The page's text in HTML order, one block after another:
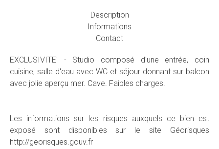
Description
Informations
Contact
EXCLUSIVITE' - Studio composé d'une entrée, coin
cuisine, salle d'eau avec WC et séjour donnant sur balcon
avec jolie aperçu mer. Cave. Faibles charges.
Les informations sur les risques auxquels ce bien est
exposé sont disponibles sur le site Géorisques
http://georisques.gouv.fr